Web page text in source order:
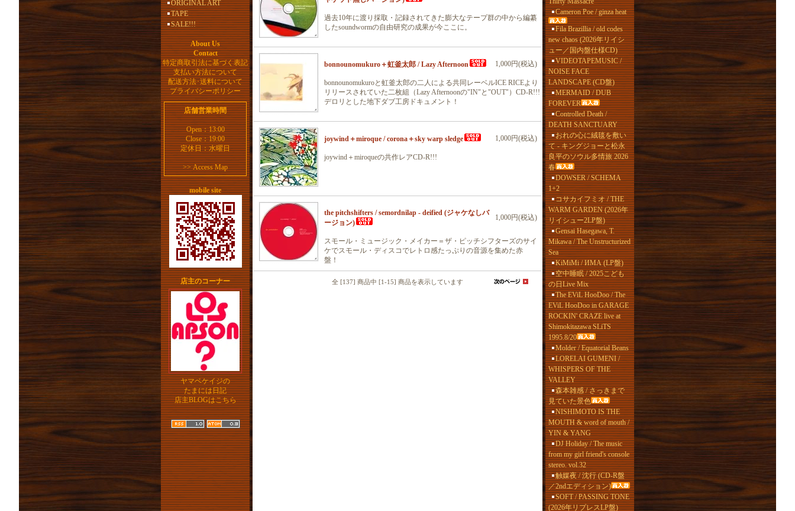
ORIGINAL ART
TAPE
SALE!!!
About Us
Contact
特定商取引法に基づく表記
支払い方法について
配送方法･送料について
プライバシーポリシー
店舗営業時間
Open：13:00
Close：19:00
定休日：水曜日
>>Access Map
mobile site
店主のコーナー
ヤマベケイジの
たまには日記
店主BLOGはこちら
過去10年に渡り採取・記録されてきた膨大なテープ群の中から編纂
したsoundwormの自由研究の成果が今ここに。
bonnounomukuro＋虹釜太郎 / Lazy Afternoon 1,000円(税込)
bonnounomukuroと虹釜太郎の二人による共同レーベルICE RICEより
リリースされていた二枚組（Lazy Afternoonの"IN"と"OUT"）CD-R!!!
デロリとした地下ダブ工房ドキュメント！
joywind＋miroque / corona＋sky warp sledge 1,000円(税込)
joywind＋miroqueの共作レアCD-R!!!
the pitchshifters / semordnilap - deified (ジャケなしバ
ージョン)
1,000円(税込)
スモール・ミュージック・メイカー＝ザ・ピッチシフターズのサイ
ケでスモール・ディスコでレトロ感たっぷりの音源を集めた赤
盤！
全 [137] 商品中 [1-15] 商品を表示しています
Cameron Poe / ginza heat
Fila Brazillia / old codes
new chaos (2026年リイシ
ュー／国内盤仕様CD)
VIDEOTAPEMUSIC /
NOISE FACE
LANDSCAPE (CD盤)
MERMAID / DUB
FOREVER
Controlled Death /
DEATH SANCTUARY
おれの心に絨毯を敷い
て - キングジョーと松永
良平のソウル多情旅 2026
春
DOWSER / SCHEMA
1+2
コサカイフミオ / THE
WARM GARDEN (2026年
リイシュー2LP盤)
Gensai Hasegawa, T.
Mikawa / The Unstructurized
Sea
KiMiMi / ИМА (LP盤)
空中睡眠 / 2025こども
の日Live Mix
The EViL HooDoo / The
EViL HooDoo in GARAGE
ROCKIN' CRAZE live at
Shimokitazawa SLiTS
1995.8/20
Molder / Equatorial Beans
LORELAI GUMENI /
WHISPERS OF THE
VALLEY
森本雑感 / さっきまで
見ていた景色
NISHIMOTO IS THE
MOUTH & word of mouth /
YIN & YANG
DJ Holiday / The music
from my girl friend's console
stereo. vol.32
触媒夜 / 沈行 (CD-R盤
／2ndエディション)
SOFT / PASSING TONE
(2026年リプレスLP盤)